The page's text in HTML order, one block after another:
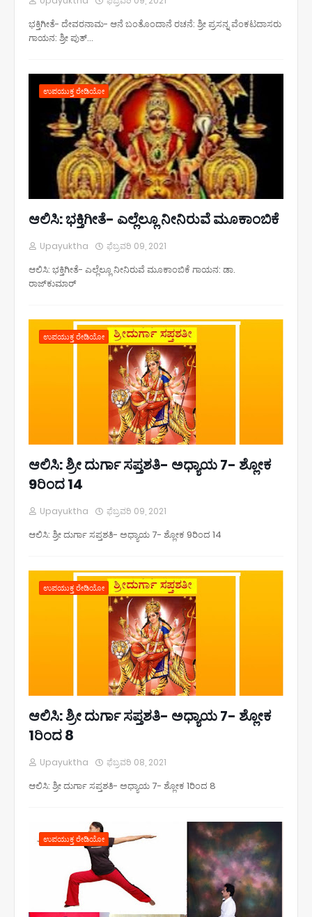
ಭಕ್ತಿಗೀತೆ- ದೇವರನಾಮ- ಆನೆ ಬಂತೊಂದಾನೆ ರಚನೆ: ಶ್ರೀ ಪ್ರಸನ್ನ ವೆಂಕಟದಾಸರು
ಗಾಯನ: ಶ್ರೀ ಪುತ್…
ಉಪಯುಕ್ತ ರೇಡಿಯೋ
ಆಲಿಸಿ: ಭಕ್ತಿಗೀತೆ- ಎಲ್ಲೆಲ್ಲೂ ನೀನಿರುವೆ ಮೂಕಾಂಬಿಕೆ
Upayuktha ಫೆಬ್ರವರಿ 09, 2021
ಆಲಿಸಿ: ಭಕ್ತಿಗೀತೆ- ಎಲ್ಲೆಲ್ಲೂ ನೀನಿರುವೆ ಮೂಕಾಂಬಿಕೆ ಗಾಯನ: ಡಾ.
ರಾಜ್‌ಕುಮಾರ್‌
ಉಪಯುಕ್ತ ರೇಡಿಯೋ
ಆಲಿಸಿ: ಶ್ರೀ ದುರ್ಗಾ ಸಪ್ತಶತಿ- ಅಧ್ಯಾಯ 7- ಶ್ಲೋಕ
9ರಿಂದ 14
Upayuktha ಫೆಬ್ರವರಿ 09, 2021
ಆಲಿಸಿ: ಶ್ರೀ ದುರ್ಗಾ ಸಪ್ತಶತಿ- ಅಧ್ಯಾಯ 7- ಶ್ಲೋಕ 9ರಿಂದ 14
ಉಪಯುಕ್ತ ರೇಡಿಯೋ
ಆಲಿಸಿ: ಶ್ರೀ ದುರ್ಗಾ ಸಪ್ತಶತಿ- ಅಧ್ಯಾಯ 7- ಶ್ಲೋಕ
1ರಿಂದ 8
Upayuktha ಫೆಬ್ರವರಿ 08, 2021
ಆಲಿಸಿ: ಶ್ರೀ ದುರ್ಗಾ ಸಪ್ತಶತಿ- ಅಧ್ಯಾಯ 7- ಶ್ಲೋಕ 1ರಿಂದ 8
ಉಪಯುಕ್ತ ರೇಡಿಯೋ